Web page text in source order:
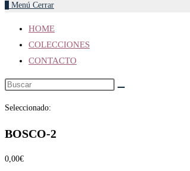
Menú Cerrar
HOME
COLECCIONES
CONTACTO
Seleccionado:
BOSCO-2
0,00€